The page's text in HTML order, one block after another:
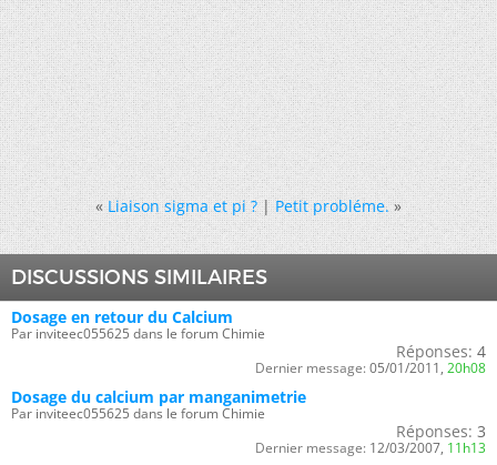
« Liaison sigma et pi ?|Petit probléme. »
DISCUSSIONS SIMILAIRES
Dosage en retour du Calcium
Par inviteec055625 dans le forum Chimie
Réponses: 4
Dernier message: 05/01/2011, 20h08
Dosage du calcium par manganimetrie
Par inviteec055625 dans le forum Chimie
Réponses: 3
Dernier message: 12/03/2007, 11h13